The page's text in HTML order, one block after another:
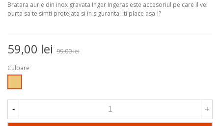
Bratara aurie din inox gravata Inger Ingeras este accesoriul pe care il vei
purta sa te simti protejata si in siguranta! Iti place asa-i?
59,00 lei 99,00 lei
Culoare
- +